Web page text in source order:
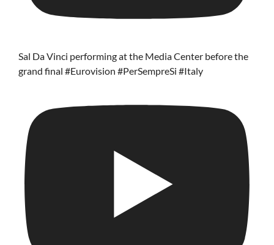
Sal Da Vinci performing at the Media Center before the
grand final #Eurovision #PerSempreSi #Italy